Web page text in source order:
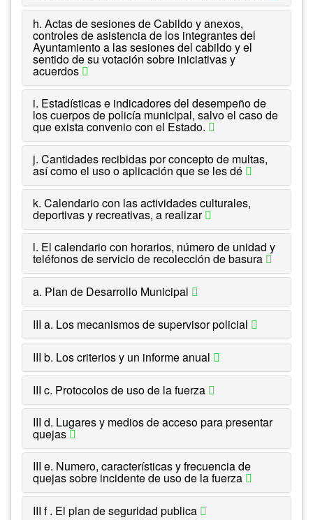
h. Actas de sesiones de Cabildo y anexos,
controles de asistencia de los integrantes del
Ayuntamiento a las sesiones del cabildo y el
sentido de su votación sobre iniciativas y
acuerdos
i. Estadísticas e indicadores del desempeño de
los cuerpos de policía municipal, salvo el caso de
que exista convenio con el Estado.
j. Cantidades recibidas por concepto de multas,
así como el uso o aplicación que se les dé
k. Calendario con las actividades culturales,
deportivas y recreativas, a realizar
l. El calendario con horarios, número de unidad y
teléfonos de servicio de recolección de basura
a. Plan de Desarrollo Municipal
III a. Los mecanismos de supervisor policial
III b. Los criterios y un informe anual
III c. Protocolos de uso de la fuerza
III d. Lugares y medios de acceso para presentar
quejas
III e. Numero, características y frecuencia de
quejas sobre incidente de uso de la fuerza
III f . El plan de seguridad publica